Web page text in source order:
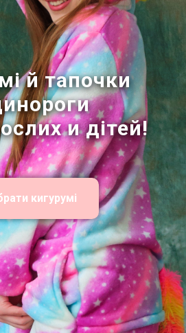
й тапочки
и дітей!
кигурумі